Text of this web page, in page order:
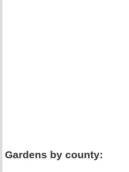
Gardens by county: